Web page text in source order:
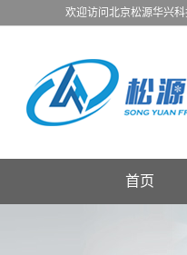
欢迎访问北京松源华兴科
首页